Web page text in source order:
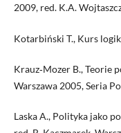
2009, red. K.A.
Kotarbiński T., Kurs
Krauz‑Mozer B., Teorie
Warszawa 2005, Seria
Laska A., Polityka jako